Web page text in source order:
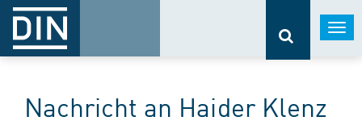
Nachricht an Haider Klenz